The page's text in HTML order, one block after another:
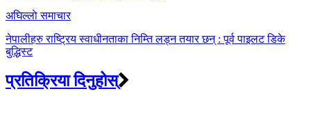
अघिल्लाे समाचार
नेपालीहरु राष्ट्रिय स्वाधीनताका निम्ति लड्न तयार छन् : पूर्व पाइलट डिके
बुद्धिस्ट
प्रतिक्रिया दिनुहोस्